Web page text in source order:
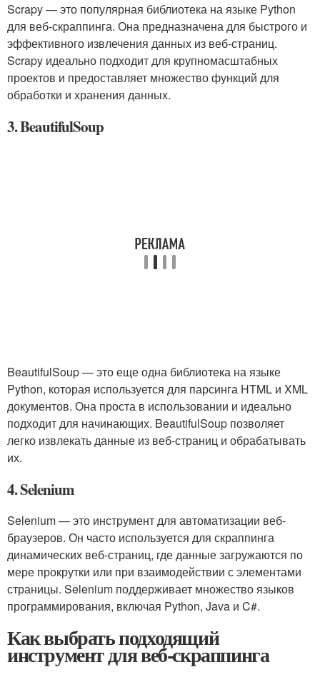
Scrapy — это популярная библиотека на языке Python
для веб-скраппинга. Она предназначена для быстрого и
эффективного извлечения данных из веб-страниц.
Scrapy идеально подходит для крупномасштабных
проектов и предоставляет множество функций для
обработки и хранения данных.
3. BeautifulSoup
BeautifulSoup — это еще одна библиотека на языке
Python, которая используется для парсинга HTML и XML
документов. Она проста в использовании и идеально
подходит для начинающих. BeautifulSoup позволяет
легко извлекать данные из веб-страниц и обрабатывать
их.
4. Selenium
Selenium — это инструмент для автоматизации веб-
браузеров. Он часто используется для скраппинга
динамических веб-страниц, где данные загружаются по
мере прокрутки или при взаимодействии с элементами
страницы. Selenium поддерживает множество языков
программирования, включая Python, Java и C#.
Как выбрать подходящий
инструмент для веб-скраппинга